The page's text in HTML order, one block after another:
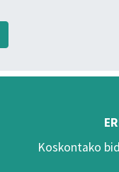
Koskontako